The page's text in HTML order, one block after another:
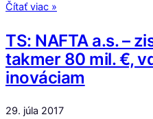
Čítať viac »
TS: NAFTA a.s. –
takmer 80 mil. €,
inováciam
29. júla 2017